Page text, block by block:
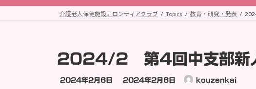
ッ
移
介護老人保健施設アロンティアクラブ Topics 教育・研究・発表
2024/2 第4回中支部新人
2024年2月6日
最
2024年2月6日 kouzenkai